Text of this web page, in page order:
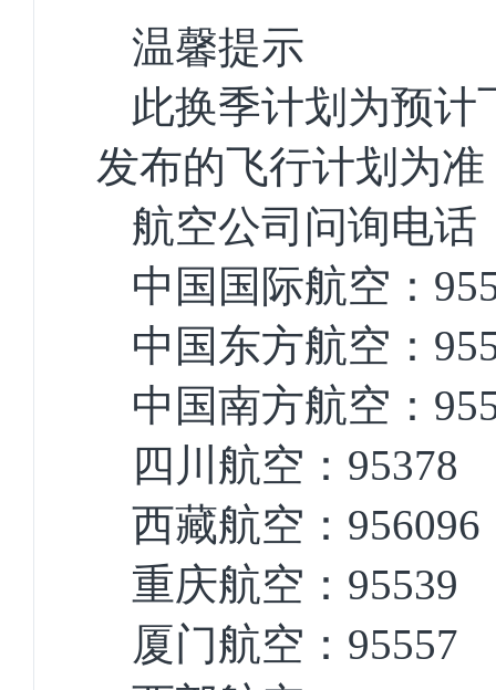
温馨提示
此换季计划为预
发布的飞行计划为
航空公司问询电话
中国国际航空：
中国东方航空：
中国南方航空：
四川航空：95378
西藏航空：956096
重庆航空：95539
厦门航空：95557